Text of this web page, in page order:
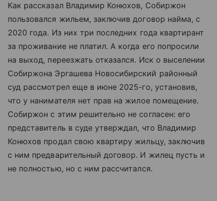
Как рассказал Владимир Конюхов, Собиржон
пользовался жильем, заключив договор найма, с
2020 года. Из них три последних года квартирант
за проживание не платил. А когда его попросили
на выход, переезжать отказался. Иск о выселении
Собиржона Эргашева Новосибирский районный
суд рассмотрел еще в июне 2025-го, установив,
что у нанимателя нет прав на жилое помещение.
Собиржон с этим решительно не согласен: его
представитель в суде утверждал, что Владимир
Конюхов продал свою квартиру жильцу, заключив
с ним предварительный договор. И жилец пусть и
не полностью, но с ним рассчитался.